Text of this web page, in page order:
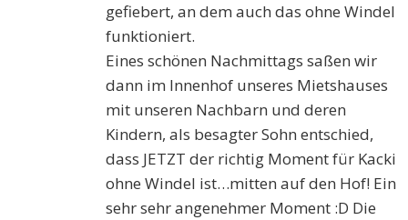
gefiebert, an dem auch das ohne Windel
funktioniert.
Eines schönen Nachmittags saßen wir
dann im Innenhof unseres Mietshauses
mit unseren Nachbarn und deren
Kindern, als besagter Sohn entschied,
dass JETZT der richtig Moment für Kacki
ohne Windel ist…mitten auf den Hof! Ein
sehr sehr angenehmer Moment :D Die